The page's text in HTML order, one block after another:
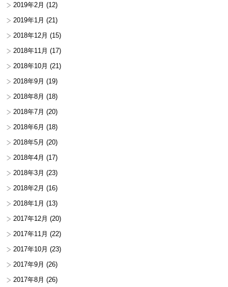
2019年2月 (12)
2019年1月 (21)
2018年12月 (15)
2018年11月 (17)
2018年10月 (21)
2018年9月 (19)
2018年8月 (18)
2018年7月 (20)
2018年6月 (18)
2018年5月 (20)
2018年4月 (17)
2018年3月 (23)
2018年2月 (16)
2018年1月 (13)
2017年12月 (20)
2017年11月 (22)
2017年10月 (23)
2017年9月 (26)
2017年8月 (26)